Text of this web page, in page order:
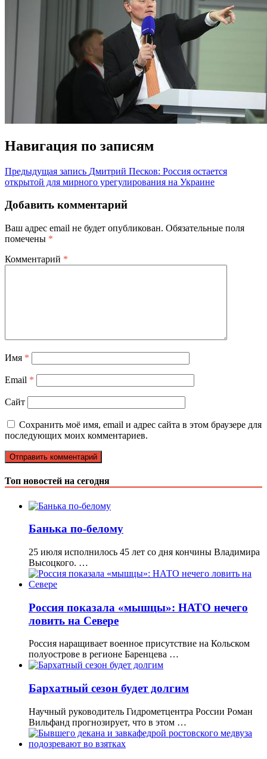
Навигация по записям
Предыдущая запись Дмитрий Песков: Россия остается
открытой для мирного урегулирования на Украине
Добавить комментарий
Ваш адрес email не будет опубликован. Обязательные поля
помечены *
Комментарий *
Имя *
Email *
Сайт
Сохранить моё имя, email и адрес сайта в этом браузере для
последующих моих комментариев.
Топ новостей на сегодня
Банька по-белому
25 июля исполнилось 45 лет со дня кончины Владимира
Высоцкого. …
Россия показала «мышцы»: НАТО нечего
ловить на Севере
Россия наращивает военное присутствие на Кольском
полуострове в регионе Баренцева …
Бархатный сезон будет долгим
Научный руководитель Гидрометцентра России Роман
Вильфанд прогнозирует, что в этом …